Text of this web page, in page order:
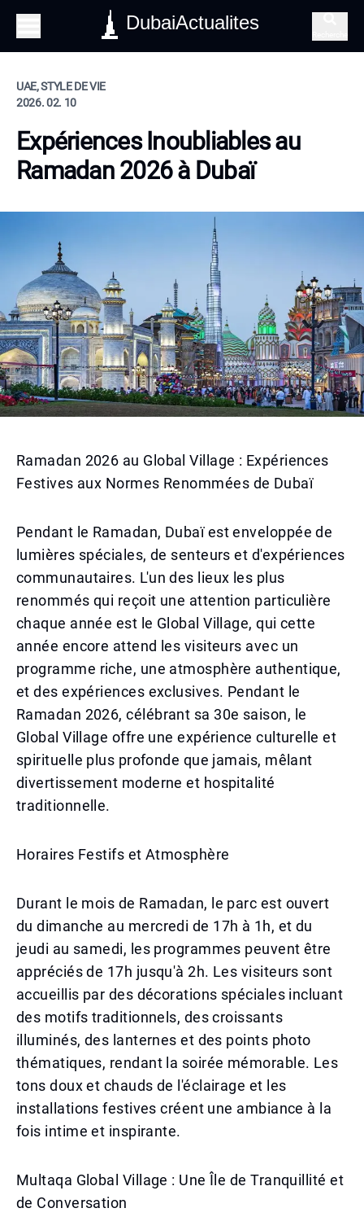
DubaiActualites
UAE, STYLE DE VIE
2026. 02. 10
Expériences Inoubliables au
Ramadan 2026 à Dubaï
Ramadan 2026 au Global Village : Expériences
Festives aux Normes Renommées de Dubaï
Pendant le Ramadan, Dubaï est enveloppée de
lumières spéciales, de senteurs et d'expériences
communautaires. L'un des lieux les plus
renommés qui reçoit une attention particulière
chaque année est le Global Village, qui cette
année encore attend les visiteurs avec un
programme riche, une atmosphère authentique,
et des expériences exclusives. Pendant le
Ramadan 2026, célébrant sa 30e saison, le
Global Village offre une expérience culturelle et
spirituelle plus profonde que jamais, mêlant
divertissement moderne et hospitalité
traditionnelle.
Horaires Festifs et Atmosphère
Durant le mois de Ramadan, le parc est ouvert
du dimanche au mercredi de 17h à 1h, et du
jeudi au samedi, les programmes peuvent être
appréciés de 17h jusqu'à 2h. Les visiteurs sont
accueillis par des décorations spéciales incluant
des motifs traditionnels, des croissants
illuminés, des lanternes et des points photo
thématiques, rendant la soirée mémorable. Les
tons doux et chauds de l'éclairage et les
installations festives créent une ambiance à la
fois intime et inspirante.
Multaqa Global Village : Une Île de Tranquillité et
de Conversation